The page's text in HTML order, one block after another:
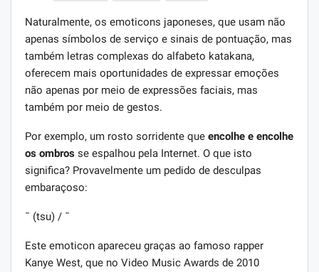
Naturalmente, os emoticons japoneses, que usam não
apenas símbolos de serviço e sinais de pontuação, mas
também letras complexas do alfabeto katakana,
oferecem mais oportunidades de expressar emoções
não apenas por meio de expressões faciais, mas
também por meio de gestos.
Por exemplo, um rosto sorridente que encolhe e encolhe
os ombros se espalhou pela Internet. O que isto
significa? Provavelmente um pedido de desculpas
embaraçoso:
¯ (tsu) / ¯
Este emoticon apareceu graças ao famoso rapper
Kanye West, que no Video Music Awards de 2010